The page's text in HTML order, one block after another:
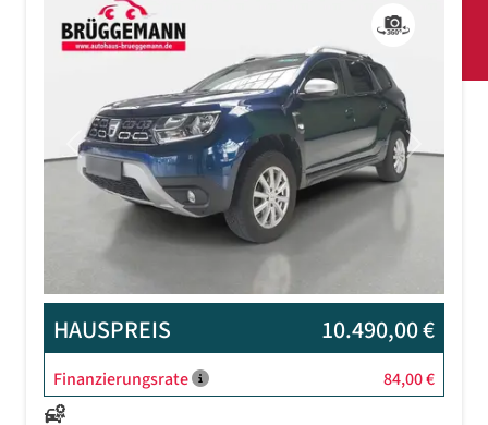
Previous Next
HAUSPREIS 10.490,00 €
Finanzierungsrate 84,00 €